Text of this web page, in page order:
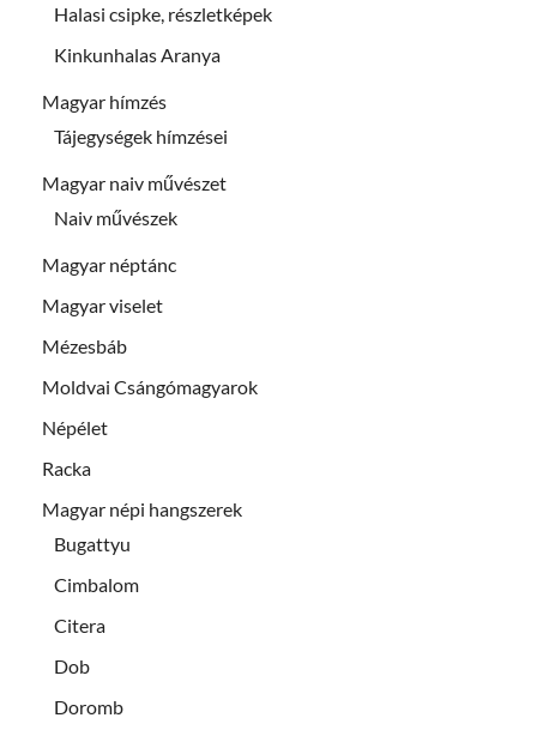
Halasi csipke, részletképek
Kinkunhalas Aranya
Magyar hímzés
Tájegységek hímzései
Magyar naiv művészet
Naiv művészek
Magyar néptánc
Magyar viselet
Mézesbáb
Moldvai Csángómagyarok
Népélet
Racka
Magyar népi hangszerek
Bugattyu
Cimbalom
Citera
Dob
Doromb